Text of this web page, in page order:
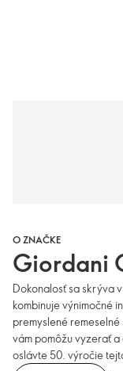
O ZNAČKE
Giordani
Dokonalosť sa skrýva
kombinuje výnimočné
premyslené
vám pomôžu vyzerať a
oslávte 50. výročie